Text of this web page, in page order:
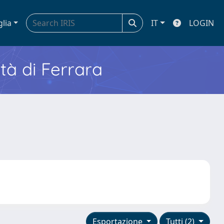
IT LOGIN
di Ferrara
Tutti (2)
Esportazione